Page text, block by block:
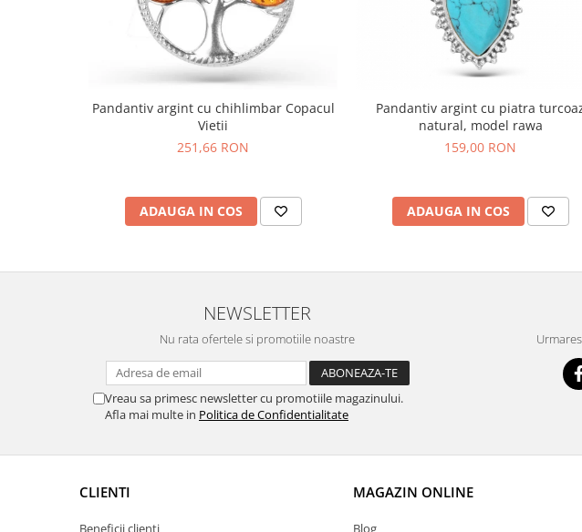
Pandantiv argint cu chihlimbar Copacul
Vietii
251,66 RON
ADAUGA IN COS
Pandantiv argint cu piatra
natural, model rawa
159,00 RON
ADAUGA IN COS
NEWSLETTER
Nu rata ofertele si promotiile noastre
Vreau sa primesc newsletter cu promotiile magazinului.
Afla mai multe in Politica de Confidentialitate
CLIENTI
Beneficii clienți
MAGAZIN ONLINE
Blog